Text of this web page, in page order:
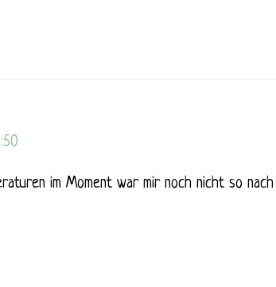
im Moment war mir noch nicht so nach